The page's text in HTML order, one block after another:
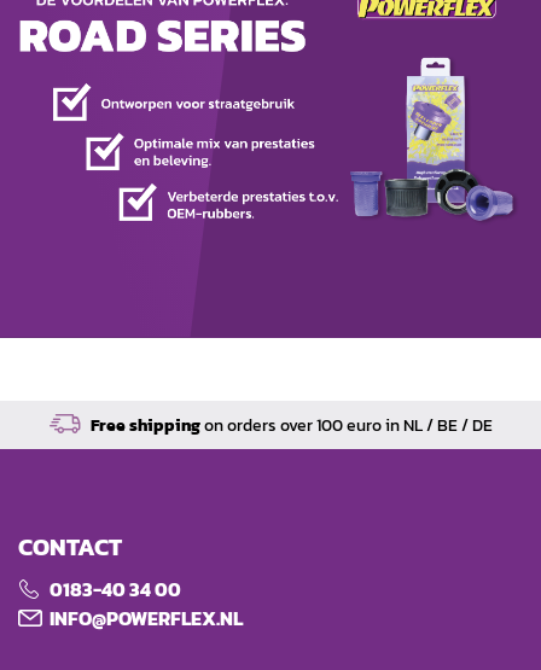
Verbeterde prestaties en verhoogde veiligheid
Grotere kosteneffectiviteit
Bekijk alle Road Serie producten
Free shippingon orders over 100 euro in NL / BE / DE
CONTACT
0183-40 34 00
INFO@POWERFLEX.NL